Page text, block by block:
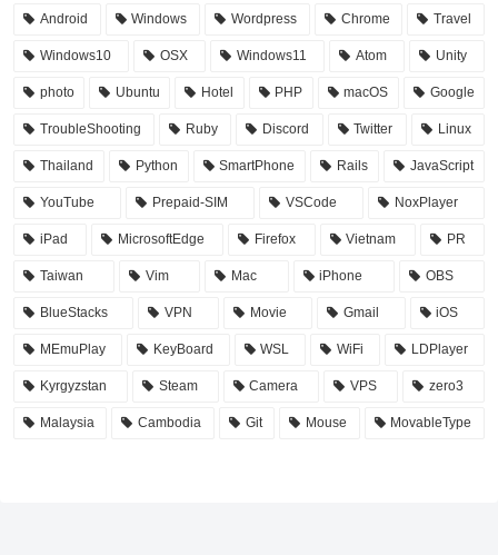
Android Windows Wordpress Chrome Travel
Windows10 OSX Windows11 Atom Unity
photo Ubuntu Hotel PHP macOS Google
TroubleShooting Ruby Discord Twitter Linux
Thailand Python SmartPhone Rails JavaScript
YouTube Prepaid-SIM VSCode NoxPlayer
iPad MicrosoftEdge Firefox Vietnam PR
Taiwan Vim Mac iPhone OBS
BlueStacks VPN Movie Gmail iOS
MEmuPlay KeyBoard WSL WiFi LDPlayer
Kyrgyzstan Steam Camera VPS zero3
Malaysia Cambodia Git Mouse MovableType